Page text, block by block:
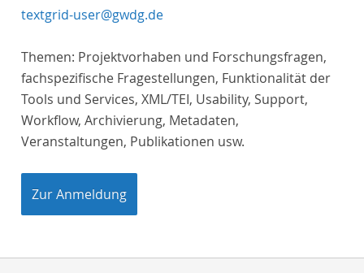
textgrid-user@gwdg.de
Themen: Projektvorhaben und Forschungsfragen,
fachspezifische Fragestellungen, Funktionalität der
Tools und Services, XML/TEI, Usability, Support,
Workflow, Archivierung, Metadaten,
Veranstaltungen, Publikationen usw.
Zur Anmeldung